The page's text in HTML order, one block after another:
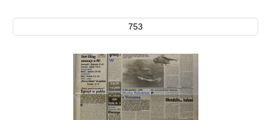
753